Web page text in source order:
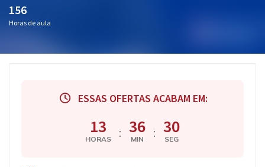
156
Horas de aula
ESSAS OFERTAS ACABAM EM:
13
HORAS : 36
MIN : 29
SEG